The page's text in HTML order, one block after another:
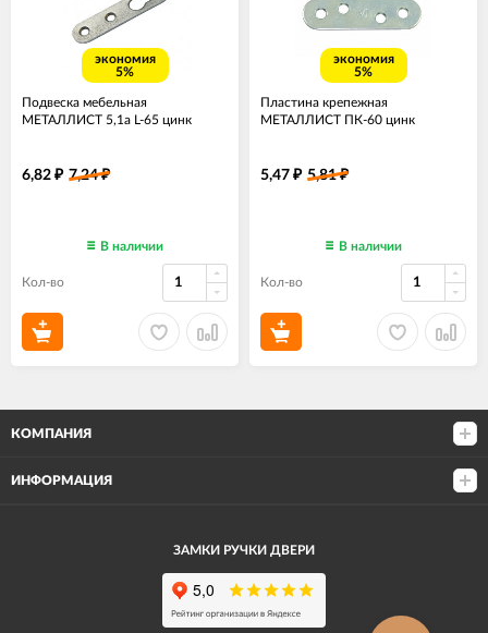
экономия
5%
Подвеска мебельная
МЕТАЛЛИСТ 5,1а L-65 цинк
6,82 ₽ 7,24₽
В наличии
Кол-во
экономия
5%
Пластина крепежная
МЕТАЛЛИСТ ПК-60 цинк
5,47 ₽ 5,81₽
В наличии
Кол-во
КОМПАНИЯ
ИНФОРМАЦИЯ
ЗАМКИ РУЧКИ ДВЕРИ